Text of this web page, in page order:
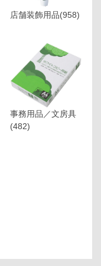
店舗装飾用品(958)
事務用品／文房具
(482)